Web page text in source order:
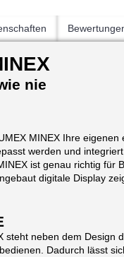
nie
MINEX Ihre
werden und
ist genau richtig für
digitale Display
steht neben dem Design
Dadurch lässt